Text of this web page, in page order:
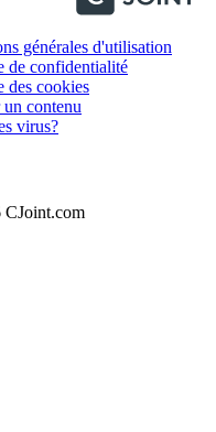
générales d'utilisation
de confidentialité
des cookies
un contenu
virus?